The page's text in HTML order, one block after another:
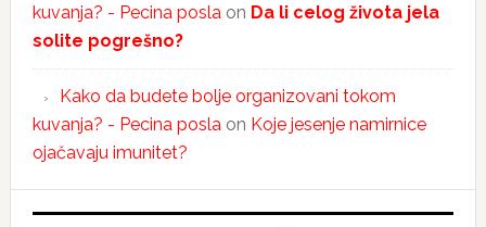
kuvanja? - Pecina posla on Da li celog života jela
solite pogrešno?
Kako da budete bolje organizovani tokom
kuvanja? - Pecina posla on Koje jesenje namirnice
ojačavaju imunitet?